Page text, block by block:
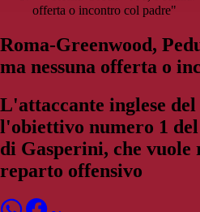
offerta o incontro col padre"
Roma-Greenwood,
ma nessuna offerta o
L'attaccante inglese
l'obiettivo numero 1
di Gasperini, che
reparto offensivo